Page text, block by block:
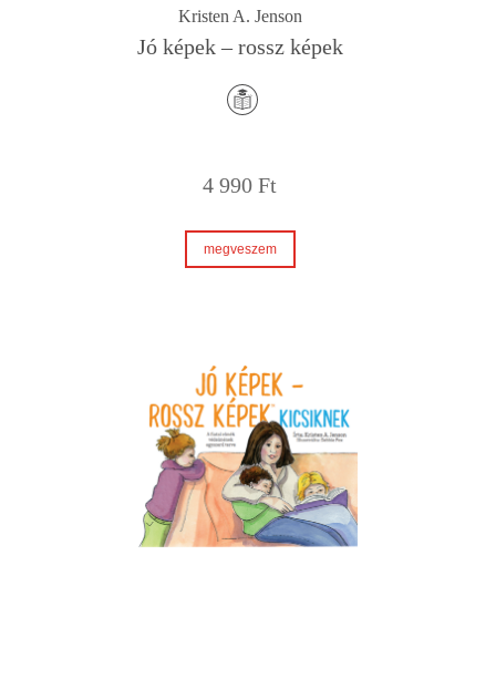
Kristen A. Jenson
Jó képek – rossz képek
4 990Ft
megveszem